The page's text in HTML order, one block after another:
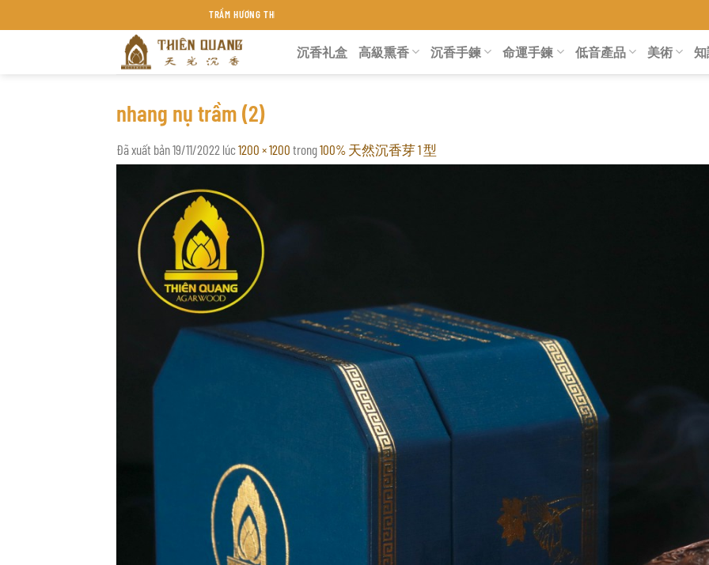
đến
TRẦM HƯƠNG THIÊN QUANG KHÁNH HÒA
沉香礼盒 高級熏香 沉香手鍊 命運手鍊 低音產品 美術
nhang nụ trầm (2)
Đã xuất bản19/11/2022 lúc1200 × 1200 trong100% 天然沉香芽 1 型